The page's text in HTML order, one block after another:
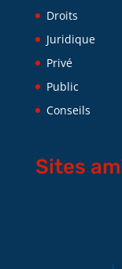
Droits
Juridique
Privé
Public
Conseils
Sites